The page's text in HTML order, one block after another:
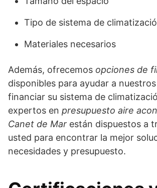
Tipo de sistema de
Materiales necesarios
Además, ofrecemos opciones de
disponibles para ayudar a
financiar su sistema de
expertos en presupuesto aire
Canet de Mar están dispuestos a
usted para encontrar la mejor
necesidades y presupuesto.